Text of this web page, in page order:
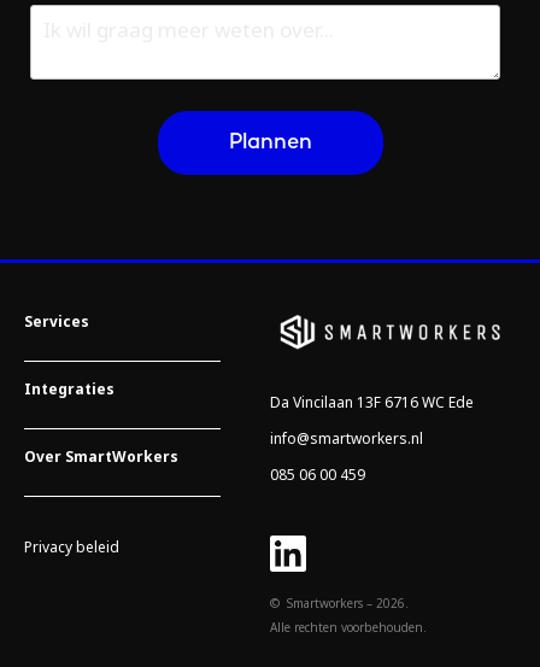
Services
Integraties
Over SmartWorkers
Privacy beleid
Da Vincilaan 13F 6716 WC Ede
info@smartworkers.nl
085 06 00 459
© Smartworkers – 2026.
Alle rechten voorbehouden.